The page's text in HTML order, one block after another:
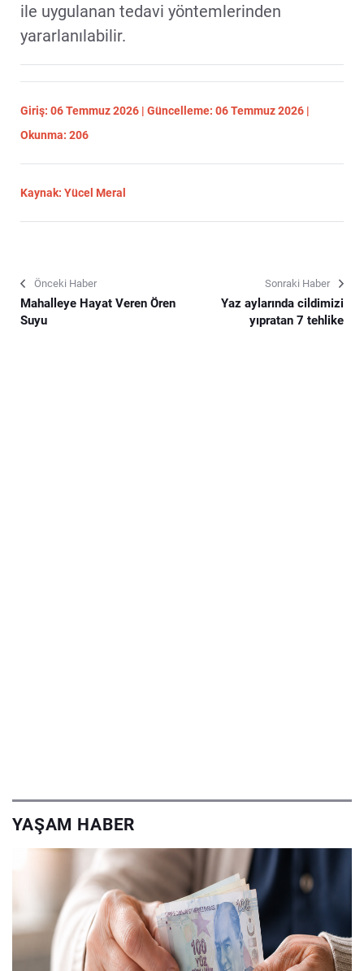
ile uygulanan tedavi yöntemlerinden
yararlanılabilir.
Giriş: 06 Temmuz 2026 | Güncelleme: 06 Temmuz 2026 |
Okunma: 206
Kaynak: Yücel Meral
Önceki Haber
Mahalleye Hayat Veren Ören
Suyu
Sonraki Haber
Yaz aylarında cildimizi
yıpratan 7 tehlike
YAŞAM HABER